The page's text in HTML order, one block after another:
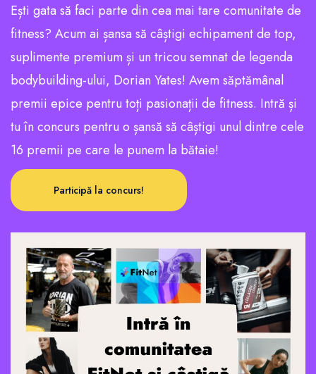
Ești gata să faci parte din cea mai tare comunitate de
fitness? Acum ai șansa să câștigi echipament de top,
suplimente premium și un tricou semnat de legenda
bodybuilding-ului, Dorian Yates! Avem săptămânal
premii epice pentru toți pasionații de fitness. Intră și
tu în concurs pentru o șansă să câștigi unul dintre cele
16 premii pe care le punem la bătaie!
Participă la concurs!